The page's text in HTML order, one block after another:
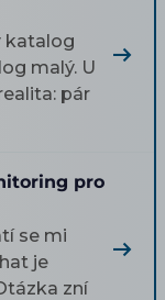
katalog
malý. U
pár
pro
se mi
je
zní